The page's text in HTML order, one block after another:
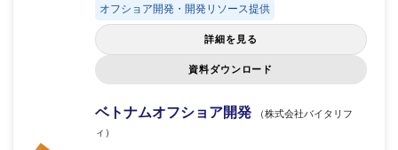
オフショア開発・開発リソース提供
詳細を見る
資料ダウンロード
ベトナムオフショア開発
（株式会社バイタリフ
ィ）